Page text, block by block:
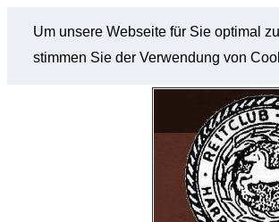
Um unsere Webseite für Sie optimal
stimmen Sie der Verwendung von